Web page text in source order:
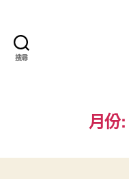
搜尋
月份: